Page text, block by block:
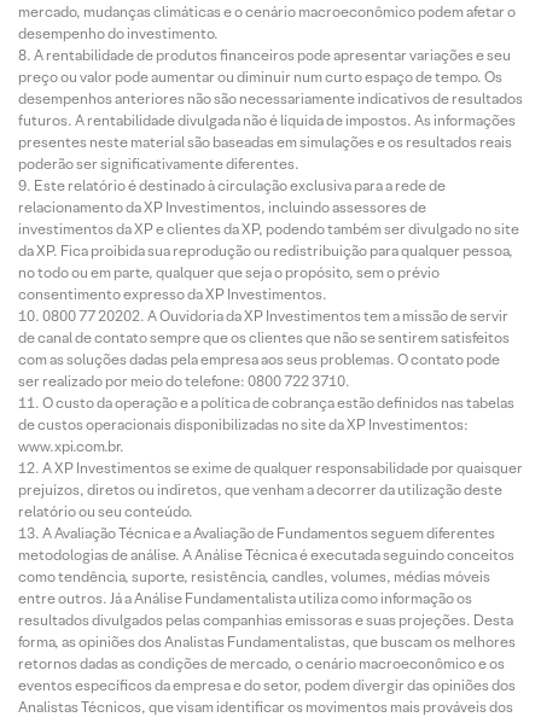
mercado, mudanças climáticas e o cenário macroeconômico podem afetar o
desempenho do investimento.
A rentabilidade de produtos financeiros pode apresentar variações e seu
preço ou valor pode aumentar ou diminuir num curto espaço de tempo. Os
desempenhos anteriores não são necessariamente indicativos de resultados
futuros. A rentabilidade divulgada não é líquida de impostos. As informações
presentes neste material são baseadas em simulações e os resultados reais
poderão ser significativamente diferentes.
Este relatório é destinado à circulação exclusiva para a rede de
relacionamento da XP Investimentos, incluindo assessores de
investimentos da XP e clientes da XP, podendo também ser divulgado no site
da XP. Fica proibida sua reprodução ou redistribuição para qualquer pessoa,
no todo ou em parte, qualquer que seja o propósito, sem o prévio
consentimento expresso da XP Investimentos.
0800 77 20202. A Ouvidoria da XP Investimentos tem a missão de servir
de canal de contato sempre que os clientes que não se sentirem satisfeitos
com as soluções dadas pela empresa aos seus problemas. O contato pode
ser realizado por meio do telefone: 0800 722 3710.
O custo da operação e a política de cobrança estão definidos nas tabelas
de custos operacionais disponibilizadas no site da XP Investimentos:
www.xpi.com.br.
A XP Investimentos se exime de qualquer responsabilidade por quaisquer
prejuízos, diretos ou indiretos, que venham a decorrer da utilização deste
relatório ou seu conteúdo.
A Avaliação Técnica e a Avaliação de Fundamentos seguem diferentes
metodologias de análise. A Análise Técnica é executada seguindo conceitos
como tendência, suporte, resistência, candles, volumes, médias móveis
entre outros. Já a Análise Fundamentalista utiliza como informação os
resultados divulgados pelas companhias emissoras e suas projeções. Desta
forma, as opiniões dos Analistas Fundamentalistas, que buscam os melhores
retornos dadas as condições de mercado, o cenário macroeconômico e os
eventos específicos da empresa e do setor, podem divergir das opiniões dos
Analistas Técnicos, que visam identificar os movimentos mais prováveis dos